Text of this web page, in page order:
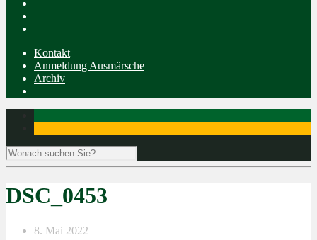
Kontakt
Anmeldung Ausmärsche
Archiv
DSC_0453
8. Mai 2022